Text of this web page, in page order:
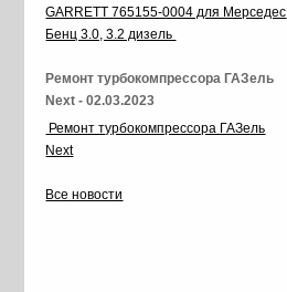
GARRETT 765155-0004 для Мерседес
Бенц 3.0, 3.2 дизель
Ремонт турбокомпрессора ГАЗель
Next - 02.03.2023
Ремонт турбокомпрессора ГАЗель
Next
Все новости